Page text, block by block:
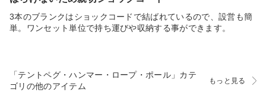
3本のブランクはショックコードで結ばれているので、設営も簡
単。ワンセット単位で持ち運びや収納する事ができます。
「テントペグ・ハンマー・ロープ・ポール」カテ
ゴリの他のアイテム
もっと見る